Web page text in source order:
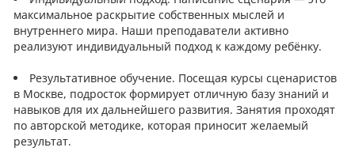
максимальное раскрытие собственных мыслей и
внутреннего мира. Наши преподаватели активно
реализуют индивидуальный подход к каждому ребёнку.
Результативное обучение. Посещая курсы сценаристов
в Москве, подросток формирует отличную базу знаний и
навыков для их дальнейшего развития. Занятия проходят
по авторской методике, которая приносит желаемый
результат.